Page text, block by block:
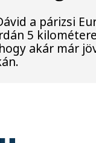
a párizsi
5
akár már